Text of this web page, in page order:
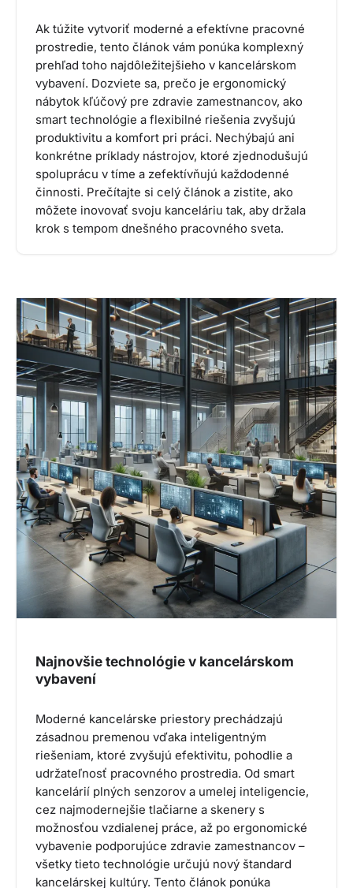
Ak túžite vytvoriť moderné a efektívne pracovné
prostredie, tento článok vám ponúka komplexný
prehľad toho najdôležitejšieho v kancelárskom
vybavení. Dozviete sa, prečo je ergonomický
nábytok kľúčový pre zdravie zamestnancov, ako
smart technológie a flexibilné riešenia zvyšujú
produktivitu a komfort pri práci. Nechýbajú ani
konkrétne príklady nástrojov, ktoré zjednodušujú
spoluprácu v tíme a zefektívňujú každodenné
činnosti. Prečítajte si celý článok a zistite, ako
môžete inovovať svoju kanceláriu tak, aby držala
krok s tempom dnešného pracovného sveta.
Najnovšie technológie v kancelárskom
vybavení
Moderné kancelárske priestory prechádzajú
zásadnou premenou vďaka inteligentným
riešeniam, ktoré zvyšujú efektivitu, pohodlie a
udržateľnosť pracovného prostredia. Od smart
kancelárií plných senzorov a umelej inteligencie,
cez najmodernejšie tlačiarne a skenery s
možnosťou vzdialenej práce, až po ergonomické
vybavenie podporujúce zdravie zamestnancov –
všetky tieto technológie určujú nový štandard
kancelárskej kultúry. Tento článok ponúka